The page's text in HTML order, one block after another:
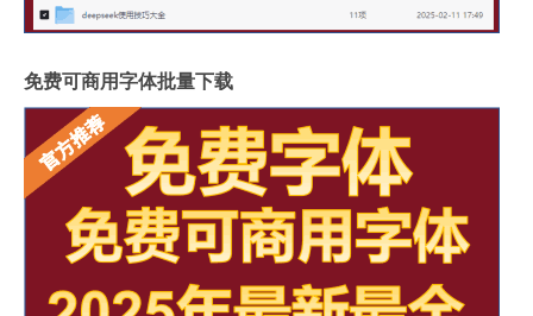
免费可商用字体批量下载